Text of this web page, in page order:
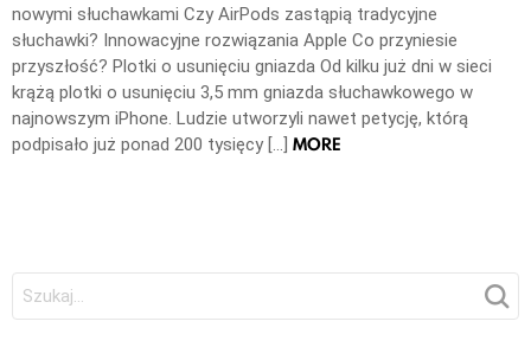
nowymi słuchawkami Czy AirPods zastąpią tradycyjne
słuchawki? Innowacyjne rozwiązania Apple Co przyniesie
przyszłość? Plotki o usunięciu gniazda Od kilku już dni w sieci
krążą plotki o usunięciu 3,5 mm gniazda słuchawkowego w
najnowszym iPhone. Ludzie utworzyli nawet petycję, którą
podpisało już ponad 200 tysięcy […] MORE
Szukaj: